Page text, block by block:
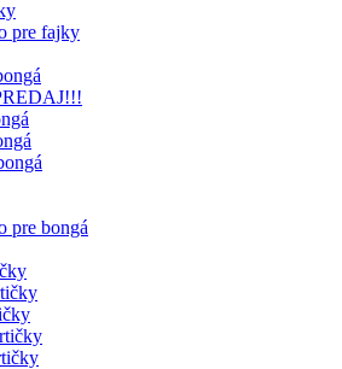
pre fajky
pre bongá